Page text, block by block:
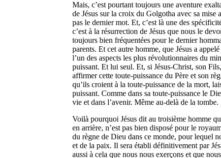
Mais, c’est pourtant toujours une aventure
de Jésus sur la croix du Golgotha avec sa mise
pas le dernier mot. Et, c’est là une des
c’est à la résurrection de Jésus que nous le
toujours bien fréquentées pour le dernier
parents. Et cet autre homme, que Jésus a
l’un des aspects les plus révolutionnaires du
puissant. Et lui seul. Et, si Jésus-Christ, son
affirmer cette toute-puissance du Père et son
qu’ils croient à la toute-puissance de la mort,
puissant. Comme dans sa toute-puissance le
vie et dans l’avenir. Même au-delà de la tombe.
Voilà pourquoi Jésus dit au troisième homme
en arrière, n’est pas bien disposé pour le
du règne de Dieu dans ce monde, pour lequel
et de la paix. Il sera établi définitivement par
aussi à cela que nous nous exerçons et que